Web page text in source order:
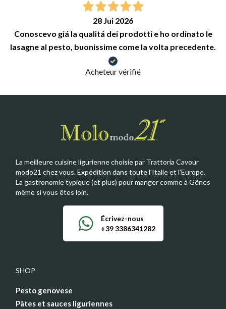
28 Jui 2026
Conoscevo giá la qualitá dei prodotti e ho ordinato le
lasagne al pesto, buonissime come la volta precedente.
Acheteur vérifié
La meilleure cuisine ligurienne choisie par Trattoria Cavour
modo21 chez vous. Expédition dans toute l'Italie et l'Europe.
La gastronomie typique (et plus) pour manger comme à Gênes
même si vous êtes loin.
Écrivez-nous
+39 3386341282
SHOP
Pesto genovese
Pâtes et sauces liguriennes